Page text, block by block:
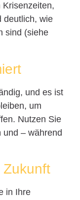
deutlich, wie
sind (siehe
und es ist
um
Nutzen Sie
und – während
in Ihre